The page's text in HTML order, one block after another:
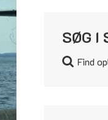
SØG I
Find